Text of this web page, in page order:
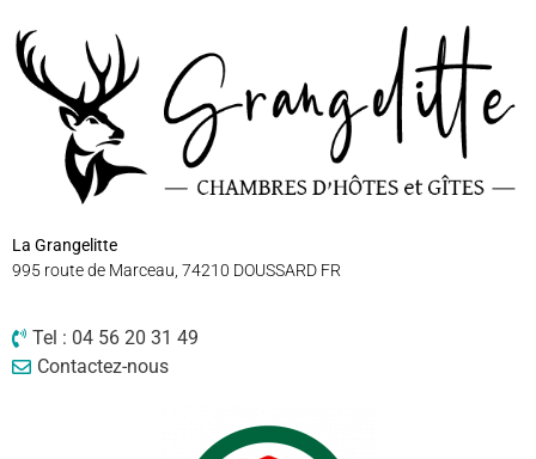
La Grangelitte
995 route de Marceau, 74210 DOUSSARD FR
Tel : 04 56 20 31 49
Contactez-nous